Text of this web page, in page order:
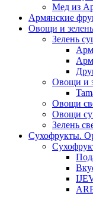
Мед из
Армянские
Овощи и зелень
Зелень
Овощи и
Овощи
Овощи
Зелень
Сухофрукты.